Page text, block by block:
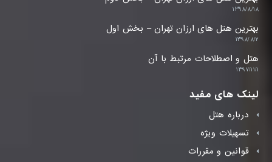
۱۳۹۸/۸/۱۸
بهترین هتل های ارزان تهران – بخش اول
۱۳۹۸/۸/۲
هتل و اصطلاحات مرتبط با آن
۱۳۹۷/۱۱/۱
لینک های مفید
درباره هتل
تسهیلات ویژه
قوانین و مقررات